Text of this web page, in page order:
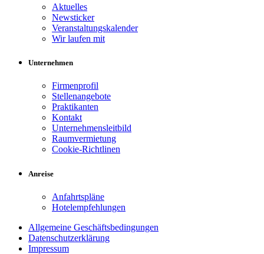
Aktuelles
Newsticker
Veranstaltungskalender
Wir laufen mit
Unternehmen
Firmenprofil
Stellenangebote
Praktikanten
Kontakt
Unternehmensleitbild
Raumvermietung
Cookie-Richtlinen
Anreise
Anfahrtspläne
Hotelempfehlungen
Allgemeine Geschäftsbedingungen
Datenschutzerklärung
Impressum